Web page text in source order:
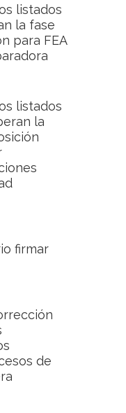
listados
la fase
para FEA
listados
la
firmar
de